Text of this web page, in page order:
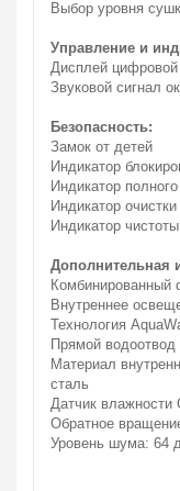
Выбор уровня
Управление и
Дисплей цифровой
Звуковой сигнал
Безопасность:
Замок от детей
Индикатор
Индикатор
Индикатор
Индикатор
Дополнительная
Комбинированный
Внутреннее
Технология
Прямой
Материал
сталь
Датчик влажности
Обратное
Уровень шума: 64